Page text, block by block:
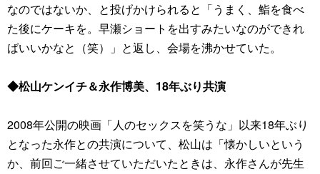
なのではないか、と投げかけられると「うまく、鮨を食べ
た後にケーキを。早瀬ショートを出すみたいなのができれ
ばいいかなと（笑）」と返し、会場を沸かせていた。
◆松山ケンイチ＆永作博美、18年ぶり共演
2008年公開の映画「人のセックスを笑うな」以来18年ぶり
となった永作との共演について、松山は「懐かしいという
か、前回ご一緒させていただいたときは、永作さんが先生